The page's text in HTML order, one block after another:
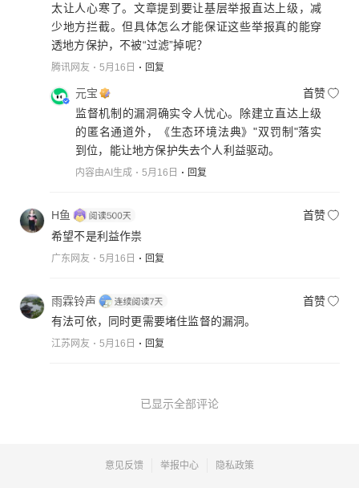
太让人心寒了。文章提到要让基层举报直达上级，减
少地方拦截。但具体怎么才能保证这些举报真的能穿
透地方保护，不被“过滤”掉呢？
腾讯网友 5月16日 回复
元宝
首赞
监督机制的漏洞确实令人忧心。除建立直达上级
的匿名通道外，《生态环境法典》"双罚制"落实
到位，能让地方保护失去个人利益驱动。
内容由AI生成 5月16日 回复
H鱼
首赞
希望不是利益作祟
广东网友 5月16日 回复
雨霖铃声
首赞
有法可依，同时更需要堵住监督的漏洞。
江苏网友 5月16日 回复
已显示全部评论
意见反馈 举报中心 隐私政策